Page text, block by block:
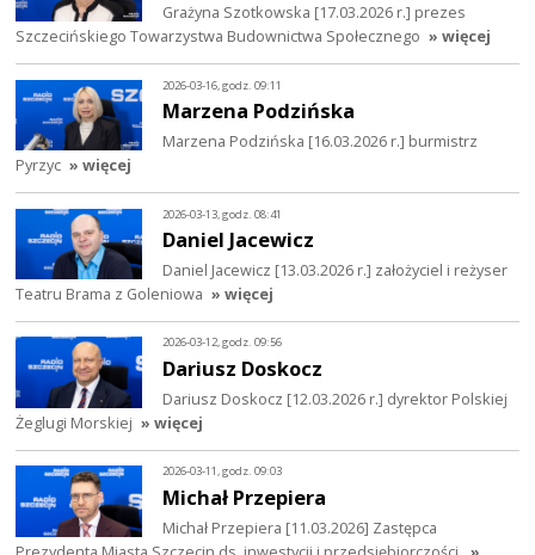
Grażyna Szotkowska [17.03.2026 r.] prezes
Szczecińskiego Towarzystwa Budownictwa Społecznego » więcej
2026-03-16, godz. 09:11
Marzena Podzińska
Marzena Podzińska [16.03.2026 r.] burmistrz
Pyrzyc » więcej
2026-03-13, godz. 08:41
Daniel Jacewicz
Daniel Jacewicz [13.03.2026 r.] założyciel i reżyser
Teatru Brama z Goleniowa » więcej
2026-03-12, godz. 09:56
Dariusz Doskocz
Dariusz Doskocz [12.03.2026 r.] dyrektor Polskiej
Żeglugi Morskiej » więcej
2026-03-11, godz. 09:03
Michał Przepiera
Michał Przepiera [11.03.2026] Zastępca